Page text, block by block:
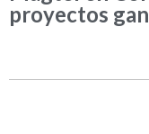
proyectos